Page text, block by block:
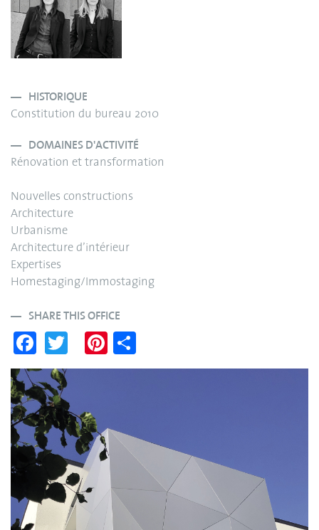
HISTORIQUE
Constitution du bureau 2010
DOMAINES D'ACTIVITÉ
Rénovation et transformation
Nouvelles constructions
Architecture
Urbanisme
Architecture d’intérieur
Expertises
Homestaging/Immostaging
SHARE THIS OFFICE
Fa
ce
bo
ok
wi
r
Pi
nt
t
ha